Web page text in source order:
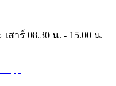
สาร์ 08.30 น. - 15.00 น.